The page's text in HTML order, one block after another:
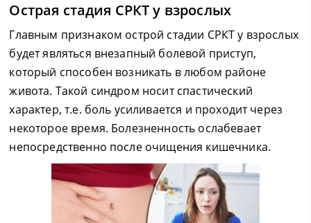
Острая стадия СРКТ у взрослых
Главным признаком острой стадии СРКТ у взрослых
будет являться внезапный болевой приступ,
который способен возникать в любом районе
живота. Такой синдром носит спастический
характер, т.е. боль усиливается и проходит через
некоторое время. Болезненность ослабевает
непосредственно после очищения кишечника.